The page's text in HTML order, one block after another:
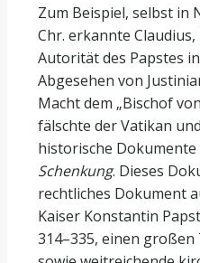
Zum Beispiel, selbst in
Chr. erkannte
Autorität des Papstes
Abgesehen von
Macht dem „Bischof
fälschte der Vatikan
historische Dokumente
Schenkung. Dieses
rechtliches Dokument
Kaiser Konstantin
314–335, einen